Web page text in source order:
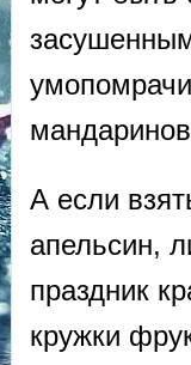
А если
апельсин,
праздник
кружки